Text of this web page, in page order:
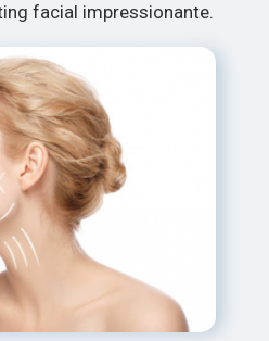
facial impressionante.